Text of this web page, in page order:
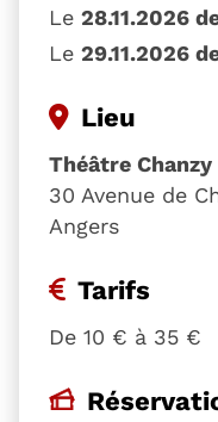
Le 28.11.2026
Le 29.11.2026
Lieu
Théâtre Chanzy
30 Avenue de
Angers
Tarifs
De 10 € à 35 €